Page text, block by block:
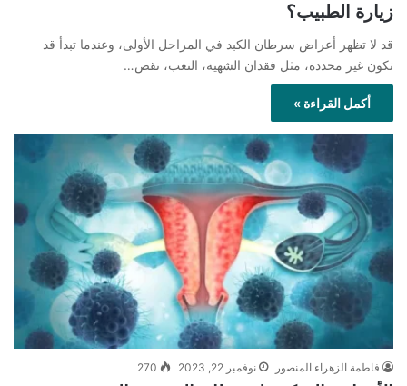
زيارة الطبيب؟
قد لا تظهر أعراض سرطان الكبد في المراحل الأولى، وعندما تبدأ قد
تكون غير محددة، مثل فقدان الشهية، التعب، نقص…
أكمل القراءة »
فاطمة الزهراء المنصور نوفمبر 22, 2023 270